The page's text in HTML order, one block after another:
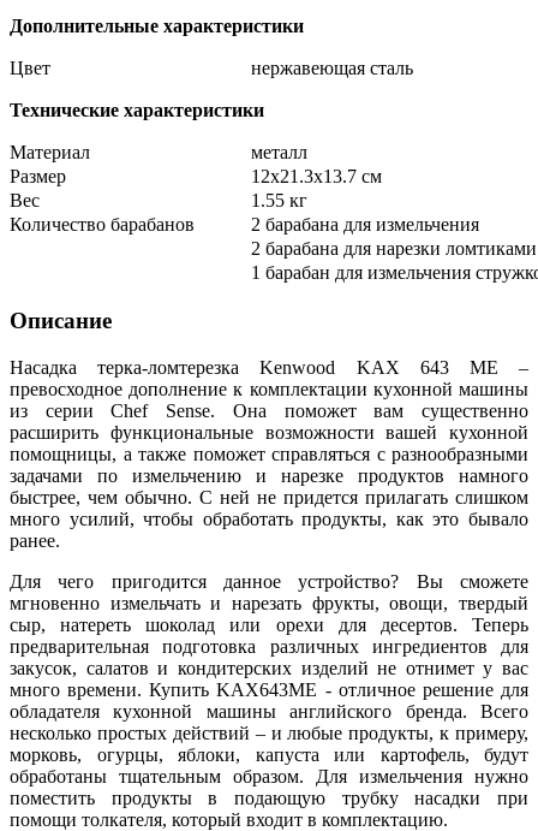
Дополнительные характеристики
Цвет нержавеющая сталь
Технические характеристики
Материал
металл
Размер
12х21.3х13.7 см
Вес
1.55 кг
Количество барабанов
2 барабана для измельчения
2 барабана для нарезки ломтиками
1 барабан для измельчения
Описание
Насадка терка-ломтерезка Kenwood KAX 643 ME –
превосходное дополнение к комплектации кухонной машины
из серии Chef Sense. Она поможет вам существенно
расширить функциональные возможности вашей кухонной
помощницы, а также поможет справляться с разнообразными
задачами по измельчению и нарезке продуктов намного
быстрее, чем обычно. С ней не придется прилагать слишком
много усилий, чтобы обработать продукты, как это бывало
ранее.
Для чего пригодится данное устройство? Вы сможете
мгновенно измельчать и нарезать фрукты, овощи, твердый
сыр, натереть шоколад или орехи для десертов. Теперь
предварительная подготовка различных ингредиентов для
закусок, салатов и кондитерских изделий не отнимет у вас
много времени. Купить KAX643ME - отличное решение для
обладателя кухонной машины английского бренда. Всего
несколько простых действий – и любые продукты, к примеру,
морковь, огурцы, яблоки, капуста или картофель, будут
обработаны тщательным образом. Для измельчения нужно
поместить продукты в подающую трубку насадки при
помощи толкателя, который входит в комплектацию.